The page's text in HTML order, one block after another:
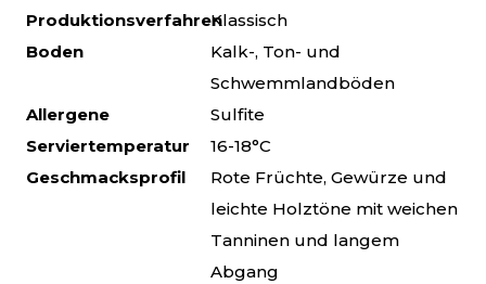
ProduktionsverfahrenKlassisch
Boden
Kalk-, Ton- und
Schwemmlandböden
Allergene
Sulfite
Serviertemperatur
16-18°C
Geschmacksprofil
Rote Früchte, Gewürze und
leichte Holztöne mit weichen
Tanninen und langem
Abgang